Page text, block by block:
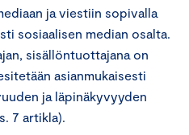
ja viestiin sopivalla
sosiaalisen median osalta.
sisällöntuottajana on
asianmukaisesti
ja läpinäkyvyyden
7 artikla).